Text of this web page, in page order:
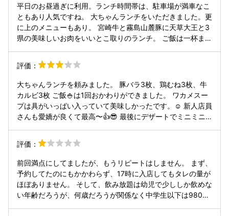
平日のお昼過ぎに利用。ランチ時間帯は、駐車場が満車なこ
ともあり人気ですね。 大ちゃんランチをいただきました。更
に上のメニューもあり。 宮崎牛と霧島山麓豚に天草大王と3
県の美味しいお肉をいいとこ取りのランチ。 ご飯は一杯まで
ててかなり嬉しいランチ。 お肉も綺麗で、自分のタイミング
で焼いていただける臨場感も良くて充実したランチ時間が過
ごせました。 スタッフの方も感じが良かったです。 これ
は、リピーターのお客さんが多いんだろうなと思いました。
評価：
大ちゃんランチを頼みました。 豚バラ3枚、鶏むね3枚、牛
カルビ3枚 ご飯🍚は1回おかわりができました。 ワカメスー
プは具がいっぱい入っていて美味しかったです。☺️ 新人店員
さんも愛嬌が良くて最高〜👍😎 最後にデザートでミニミニ
しショボイかな！？🤔1600円位出しているからね〜🥹 夜、
大ちゃんカルビの旨さを知っているからなおさら…😁🍻🥩
評価：
前回満点にしてましたが、もうリピートはしません。 まず、
予約してたのにもかかわらず、17時に入店してもタレの量が
ほぼありません。 そして、飲み放題は幼児で少ししか飲めな
い年齢だろうが、何歳だろうが関係なく中学生以下は980